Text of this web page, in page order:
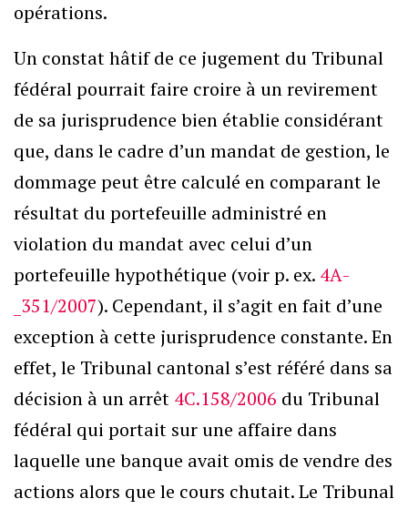
opérations.
Un constat hâtif de ce jugement du Tribunal
fédéral pourrait faire croire à un revirement
de sa jurisprudence bien établie considérant
que, dans le cadre d’un mandat de gestion, le
dommage peut être calculé en comparant le
résultat du portefeuille administré en
violation du mandat avec celui d’un
portefeuille hypothétique (voir p. ex. 4A­
_351/2007). Cependant, il s’agit en fait d’une
exception à cette jurisprudence constante. En
effet, le Tribunal cantonal s’est référé dans sa
décision à un arrêt 4C.158/2006 du Tribunal
fédéral qui portait sur une affaire dans
laquelle une banque avait omis de vendre des
actions alors que le cours chutait. Le Tribunal